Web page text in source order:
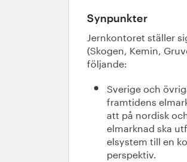
Synpunkter
Jernkontoret ställer
(Skogen, Kemin,
följande:
Sverige och
framtidens
att på nordisk
elmarknad ska
elsystem till en
perspektiv.